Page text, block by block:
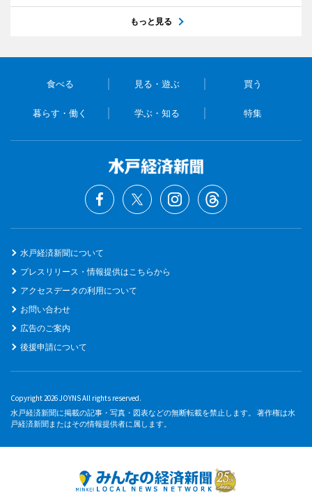
もっと見る
食べる 見る・遊ぶ 買う
暮らす・働く 学ぶ・知る 特集
水戸経済新聞について
プレスリリース・情報提供はこちらから
アクセスデータの利用について
お問い合わせ
広告のご案内
後援申請について
Copyright 2026 JOYNS All rights reserved.
水戸経済新聞に掲載の記事・写真・図表などの無断転載を禁止します。 著作権は水
戸経済新聞またはその情報提供者に属します。